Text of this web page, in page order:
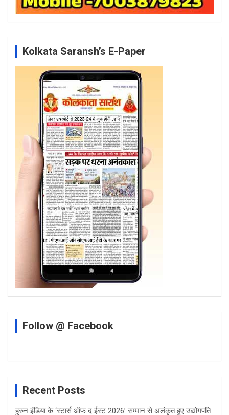
Kolkata Saransh’s E-Paper
Follow @ Facebook
Recent Posts
हुरुन इंडिया के ‘स्टार्स ऑफ द ईस्ट 2026’ सम्मान से अलंकृत हुए उद्योगपति